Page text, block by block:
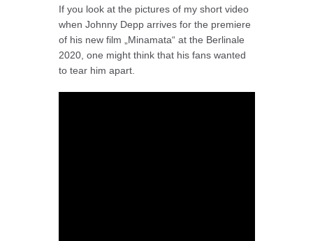
If you look at the pictures of my short video
when Johnny Depp arrives for the premiere
of his new film „Minamata“ at the Berlinale
2020, one might think that his fans wanted
to tear him apart.